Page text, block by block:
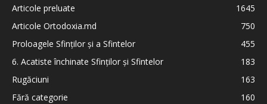
Articole preluate
1645
Articole Ortodoxia.md
750
Proloagele Sfinților și a Sfintelor
455
6. Acatiste închinate Sfinților și Sfintelor
183
Rugăciuni
163
Fără categorie
160